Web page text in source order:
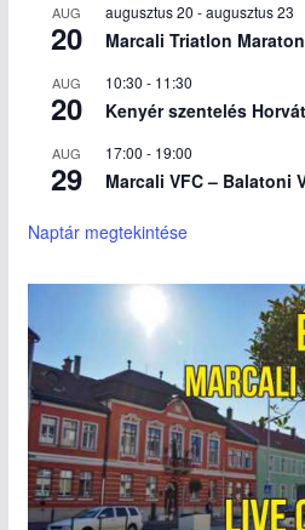
AUG
20
augusztus 20 -augusztus 23
Marcali Triatlon Maraton
AUG
20
10:30 - 11:30
Kenyér szentelés
AUG
29
17:00 - 19:00
Marcali VFC – Balatoni
Naptár megtekintése